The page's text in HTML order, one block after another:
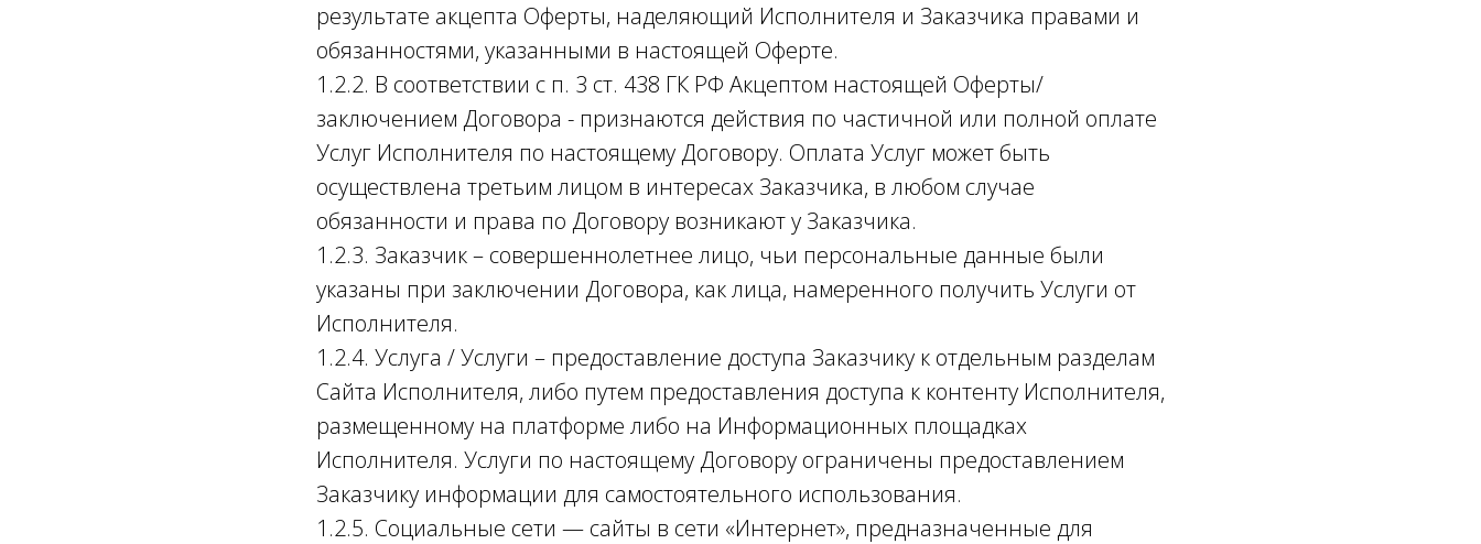
результате акцепта Оферты, наделяющий Исполнителя и Заказчика правами и
обязанностями, указанными в настоящей Оферте.
1.2.2. В соответствии с п. 3 ст. 438 ГК РФ Акцептом настоящей Оферты/
заключением Договора - признаются действия по частичной или полной оплате
Услуг Исполнителя по настоящему Договору. Оплата Услуг может быть
осуществлена третьим лицом в интересах Заказчика, в любом случае
обязанности и права по Договору возникают у Заказчика.
1.2.3. Заказчик – совершеннолетнее лицо, чьи персональные данные были
указаны при заключении Договора, как лица, намеренного получить Услуги от
Исполнителя.
1.2.4. Услуга / Услуги – предоставление доступа Заказчику к отдельным разделам
Сайта Исполнителя, либо путем предоставления доступа к контенту Исполнителя,
размещенному на платформе либо на Информационных площадках
Исполнителя. Услуги по настоящему Договору ограничены предоставлением
Заказчику информации для самостоятельного использования.
1.2.5. Социальные сети — сайты в сети «Интернет», предназначенные для